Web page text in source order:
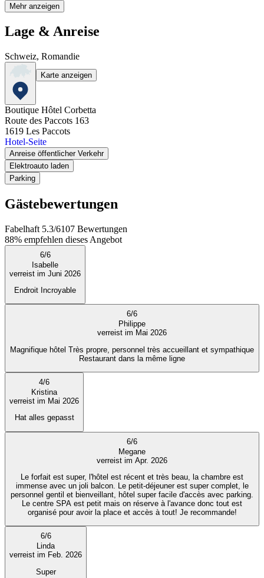
Mehr anzeigen
Lage & Anreise
Schweiz, Romandie
Karte anzeigen
Boutique Hôtel Corbetta
Route des Paccots 163
1619 Les Paccots
Hotel-Seite
Anreise öffentlicher Verkehr
Elektroauto laden
Parking
Gästebewertungen
Fabelhaft 5.3/6107 Bewertungen
88% empfehlen dieses Angebot
6/6
Isabelle
verreist im Juni 2026
Endroit Incroyable
6/6
Philippe
verreist im Mai 2026
Magnifique hôtel Très propre, personnel très accueillant et sympathique
Restaurant dans la même ligne
4/6
Kristina
verreist im Mai 2026
Hat alles gepasst
6/6
Megane
verreist im Apr. 2026
Le forfait est super, l'hôtel est récent et très beau, la chambre est
immense avec un joli balcon. Le petit-déjeuner est super complet, le
personnel gentil et bienveillant, hôtel super facile d'accès avec parking.
Le centre SPA est petit mais on réserve à l'avance donc tout est
organisé pour avoir la place et accès à tout! Je recommande!
6/6
Linda
verreist im Feb. 2026
Super